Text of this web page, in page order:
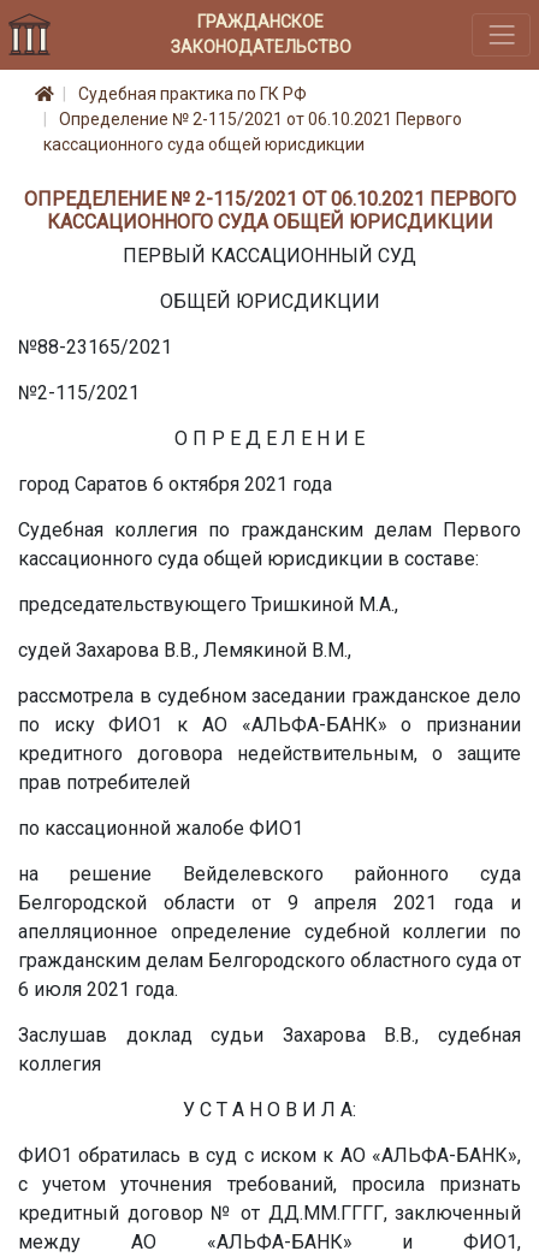
ГРАЖДАНСКОЕ
ЗАКОНОДАТЕЛЬСТВО
Судебная практика по ГК РФ
Определение № 2-115/2021 от 06.10.2021 Первого
кассационного суда общей юрисдикции
ОПРЕДЕЛЕНИЕ № 2-115/2021 ОТ 06.10.2021 ПЕРВОГО
КАССАЦИОННОГО СУДА ОБЩЕЙ ЮРИСДИКЦИИ
ПЕРВЫЙ КАССАЦИОННЫЙ СУД
ОБЩЕЙ ЮРИСДИКЦИИ
№88-23165/2021
№2-115/2021
О П Р Е Д Е Л Е Н И Е
город Саратов 6 октября 2021 года
Судебная коллегия по гражданским делам Первого
кассационного суда общей юрисдикции в составе:
председательствующего Тришкиной М.А.,
судей Захарова В.В., Лемякиной В.М.,
рассмотрела в судебном заседании гражданское дело
по иску ФИО1 к АО «АЛЬФА-БАНК» о признании
кредитного договора недействительным, о защите
прав потребителей
по кассационной жалобе ФИО1
на решение Вейделевского районного суда
Белгородской области от 9 апреля 2021 года и
апелляционное определение судебной коллегии по
гражданским делам Белгородского областного суда от
6 июля 2021 года.
Заслушав доклад судьи Захарова В.В., судебная
коллегия
У С Т А Н О В И Л А:
ФИО1 обратилась в суд с иском к АО «АЛЬФА-БАНК»,
с учетом уточнения требований, просила признать
кредитный договор № от ДД.ММ.ГГГГ, заключенный
между АО «АЛЬФА-БАНК» и ФИО1,